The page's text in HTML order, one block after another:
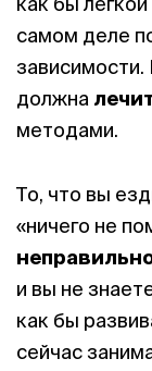
самом деле
зависимости.
должна
методами.
То, что вы
«ничего не
и вы не
как бы
сейчас